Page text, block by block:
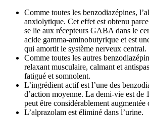
Comme toutes les benzodiazépines,
anxiolytique. Cet effet est obtenu
se lie aux récepteurs GABA dans le
acide gamma-aminobutyrique et est
qui amortit le système nerveux central.
Comme toutes les autres
relaxant musculaire, calmant et
fatigué et somnolent.
L’ingrédient actif est l’une des
d’action moyenne. La demi-vie est de
peut être considérablement augmentée
L’alprazolam est éliminé dans l’urine.